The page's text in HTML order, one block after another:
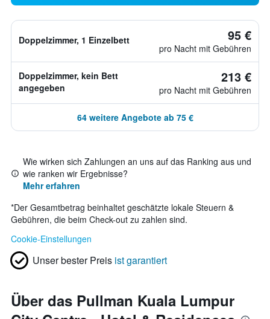
Doppelzimmer, 1 Einzelbett 95 €
pro Nacht mit Gebühren
Doppelzimmer, kein Bett
angegeben
213 €
pro Nacht mit Gebühren
64 weitere Angebote ab 75 €
Wie wirken sich Zahlungen an uns auf das Ranking aus und
wie ranken wir Ergebnisse?
Mehr erfahren
*Der Gesamtbetrag beinhaltet geschätzte lokale Steuern &
Gebühren, die beim Check-out zu zahlen sind.
Cookie-Einstellungen
Unser bester Preis ist garantiert
Über das Pullman Kuala Lumpur